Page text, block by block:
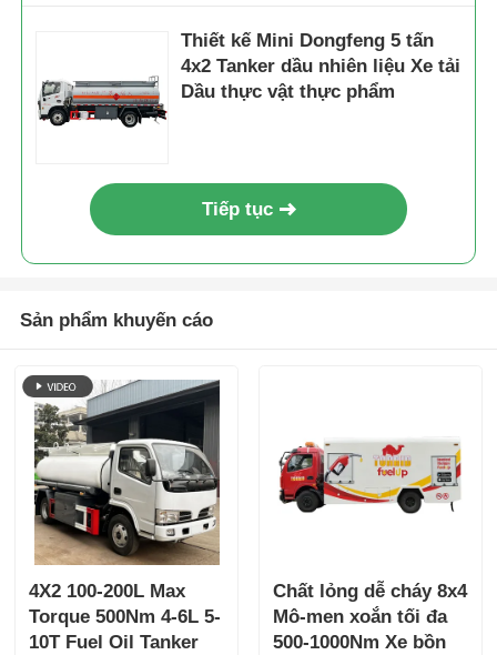
Thiết kế Mini Dongfeng 5 tấn
4x2 Tanker dầu nhiên liệu Xe tải
Dầu thực vật thực phẩm
Tiếp tục
Sản phẩm khuyến cáo
4X2 100-200L Max
Torque 500Nm 4-6L 5-
10T Fuel Oil Tanker
Chất lỏng dễ cháy 8x4
Mô-men xoắn tối đa
500-1000Nm Xe bồn